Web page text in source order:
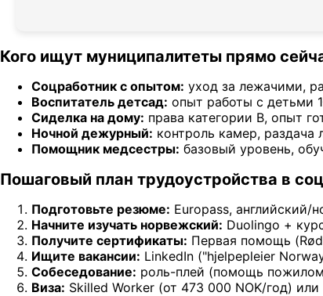
Кого ищут муниципалитеты прямо
Соцработник с опытом: уход за лежачими,
Воспитатель детсад: опыт работы с детьми
Сиделка на дому: права категории B, опыт
Ночной дежурный: контроль камер, раздача
Помощник медсестры: базовый уровень,
Пошаговый план трудоустройства в
Подготовьте резюме: Europass,
Начните изучать норвежский: Duolingo +
Получите сертификаты: Первая помощь
Ищите вакансии: LinkedIn ("hjelpepleier
Собеседование: роль-плей (помощь
Виза: Skilled Worker (от 473 000 NOK/год)